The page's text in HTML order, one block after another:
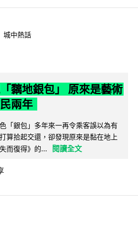
城中熱話
黐地銀包」 原來是藝術
兩年
「銀包」多年來一再令乘客誤以為有
算拾起交還，卻發現原來是黏在地上
而復得》的...
閱讀全文